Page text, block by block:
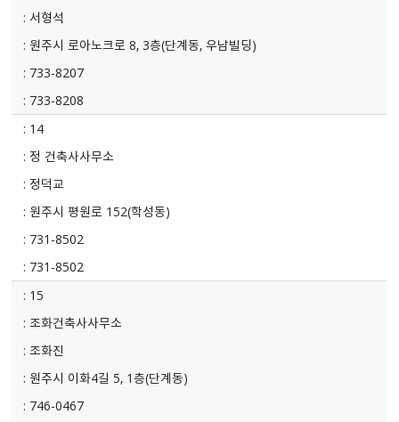
서형석
원주시 로아노크로 8, 3층(단계동, 우남빌딩)
733-8207
733-8208
14
정 건축사사무소
정덕교
원주시 평원로 152(학성동)
731-8502
731-8502
15
조화건축사사무소
조화진
원주시 이화4길 5, 1층(단계동)
746-0467